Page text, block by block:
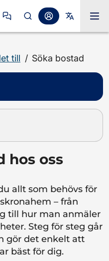
till / Söka bostad
hos oss
allt som behövs för
– från
till hur man anmäler
Steg för steg går
gör det enkelt att
bäst för dig.